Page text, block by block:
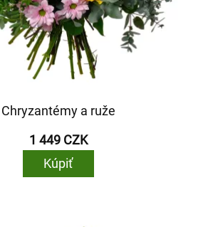
Chryzantémy a ruže
1 449 CZK
Kúpiť